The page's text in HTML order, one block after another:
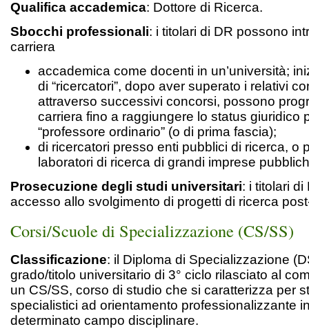
Qualifica accademica: Dottore di Ricerca.
Sbocchi professionali: i titolari di DR possono
carriera
accademica come docenti in un’università;
di “ricercatori”, dopo aver superato i relativi
attraverso successivi concorsi, possono
carriera fino a raggiungere lo status giuridico
“professore ordinario” (o di prima fascia);
di ricercatori presso enti pubblici di ricerca, o
laboratori di ricerca di grandi imprese
Prosecuzione degli studi universitari: i titolari di
accesso allo svolgimento di progetti di ricerca
Corsi/Scuole di Specializzazione (CS/SS)
Classificazione: il Diploma di Specializzazione
grado/titolo universitario di 3° ciclo rilasciato al
un CS/SS, corso di studio che si caratterizza per
specialistici ad orientamento professionalizzante
determinato campo disciplinare.